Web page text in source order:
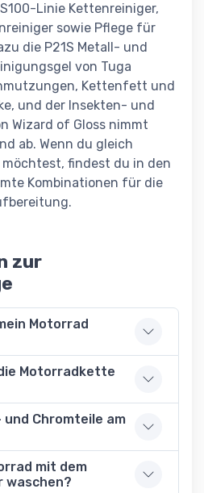
Linie Kettenreiniger,
sowie Pflege für
die P21S Metall- und
von Tuga
Kettenfett und
und der Insekten- und
Wizard of Gloss nimmt
ab. Wenn du gleich
findest du in den
Kombinationen für die
zur
Motorrad
Motorradkette
und Chromteile am
mit dem
waschen?